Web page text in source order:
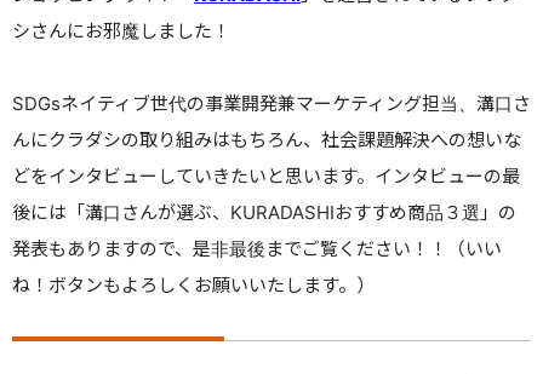
シさんにお邪魔しました！
SDGsネイティブ世代の事業開発兼マーケティング担当、溝口さ
んにクラダシの取り組みはもちろん、社会課題解決への想いな
どをインタビューしていきたいと思います。インタビューの最
後には「溝口さんが選ぶ、KURADASHIおすすめ商品３選」の
発表もありますので、是非最後までご覧ください！！（いい
ね！ボタンもよろしくお願いいたします。）